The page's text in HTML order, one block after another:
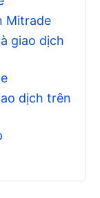
Mitrade
giao dịch
dịch trên